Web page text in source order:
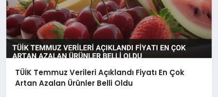
TÜİK Temmuz Verileri Açıklandı Fiyatı En Çok
Artan Azalan Ürünler Belli Oldu